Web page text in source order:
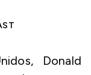
Donald